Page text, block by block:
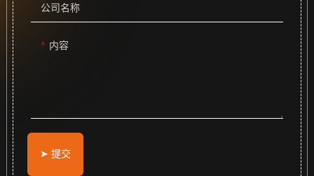
公司名称
内容
➤ 提交